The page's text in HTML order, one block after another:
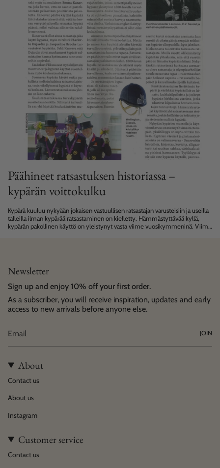
Päähineet ratsastuksen historiassa –
kypärän voittokulku
Kypärä kuuluu nykyään jokaisen vastuullisen ratsastajan varusteisiin ja useilla
talleilla ilman kypärää ratsastaminen on kielletty. Hämmästyttävää kyllä,
kypärän pakollinen käyttö on yleistynyt vasta viime vuosikymmeninä. Viime
Newsletter
Sign up and enjoy 10% off your first order.
As a subscriber, you will receive inspiration, updates and early
access to new arrivals before anyone else.
JOIN
About
Contact us
About us
Instagram
Customer service
Contact us